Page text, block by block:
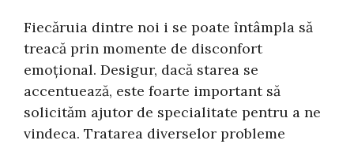
Fiecăruia dintre noi i se poate întâmpla să
treacă prin momente de disconfort
emoțional. Desigur, dacă starea se
accentuează, este foarte important să
solicităm ajutor de specialitate pentru a ne
vindeca. Tratarea diverselor probleme